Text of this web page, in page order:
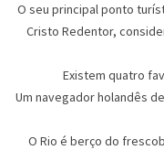
O seu principal ponto
Cristo Redentor,
Existem quatro
Um navegador holandês
O Rio é berço do